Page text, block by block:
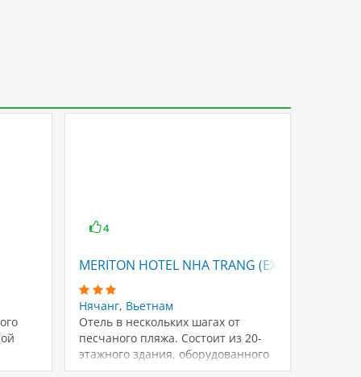
4
MERITON HOTEL NHA TRANG (EX. LA SERA)
Нячанг, Вьетнам
Отель в нескольких шагах от
песчаного пляжа. Состоит из 20-
этажного здания, оборудованного
2 лифтами. Вблизи…